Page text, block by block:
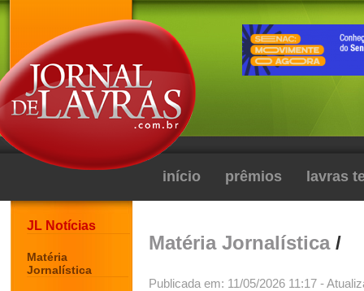
início prêmios lavras
JL Notícias
Matéria
Jornalística
Matéria Jornalística/
Publicada em: 11/05/2026 11:17 -